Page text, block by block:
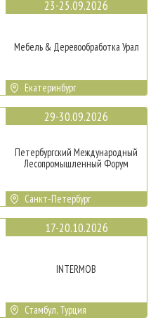
23-25.09.2026
Мебель & Деревообработка Урал
Екатеринбург
29-30.09.2026
Петербургский Международный
Лесопромышленный Форум
Санкт-Петербург
17-20.10.2026
INTERMOB
Стамбул, Турция